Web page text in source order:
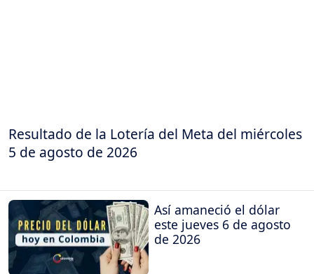
Resultado de la Lotería del Meta del miércoles
5 de agosto de 2026
Así amaneció el dólar
este jueves 6 de agosto
de 2026